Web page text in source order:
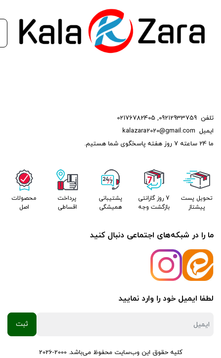
تلفن 09212933759
,
02176782405
ایمیل kalazara2020@gmail.com
ما 24 ساعته 7 روز هفته پاسخگوی شما هستیم.
تحویل پست
پیشتاز
7 روز گارانتی
بازگشت وجه
پشتیبانی
همیشگی
پرداخت
اقساطی
محصولات
اصل
ما را در شبکه‌های اجتماعی دنبال کنید
لطفا ایمیل خود را وارد نمایید
کلیه حقوق این وب‌سایت محفوظ می‌باشد. 2000-2026